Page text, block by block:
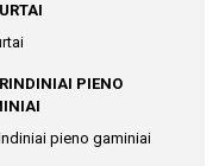
PIENO
pieno gaminiai